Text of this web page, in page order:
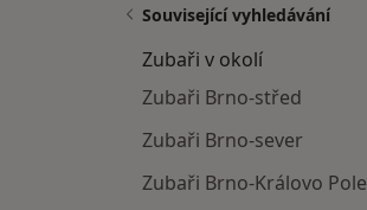
Související vyhledávání
Zubaři v okolí
Zubaři Brno-střed
Zubaři Brno-sever
Zubaři Brno-Královo Pole